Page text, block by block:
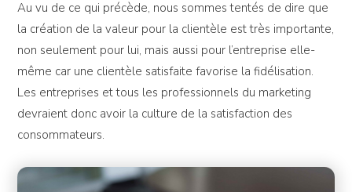
Au vu de ce qui précède, nous sommes tentés de dire que
la création de la valeur pour la clientèle est très importante,
non seulement pour lui, mais aussi pour l’entreprise elle-
même car une clientèle satisfaite favorise la fidélisation.
Les entreprises et tous les professionnels du marketing
devraient donc avoir la culture de la satisfaction des
consommateurs.